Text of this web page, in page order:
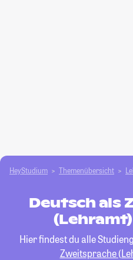
HeyStudium Themenübersicht
Deutsch als
Hier findest du alle
Zweitsprache